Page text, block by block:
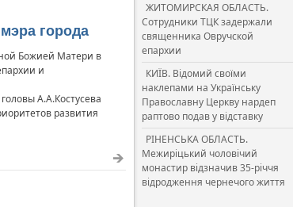
города
Божией Матери в
и
А.А.Костусева
развития
ЖИТОМИРСКАЯ ОБЛАСТЬ.
Сотрудники ТЦК задержали
священника Овручской
епархии
КИЇВ. Відомий своїми
наклепами на Українську
Православну Церкву нардеп
раптово подав у відставку
РІНЕНСЬКА ОБЛАСТЬ.
Межиріцький чоловічий
монастир відзначив 35-річчя
відродження чернечого життя